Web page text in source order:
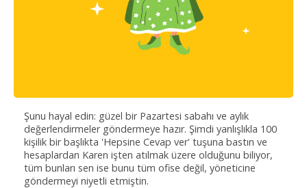
Şunu hayal edin: güzel bir Pazartesi sabahı ve aylık
değerlendirmeler göndermeye hazır. Şimdi yanlışlıkla 100
kişilik bir başlıkta 'Hepsine Cevap ver' tuşuna bastın ve
hesaplardan Karen işten atılmak üzere olduğunu biliyor,
tüm bunları sen ise bunu tüm ofise değil, yöneticine
göndermeyi niyetli etmiştin.